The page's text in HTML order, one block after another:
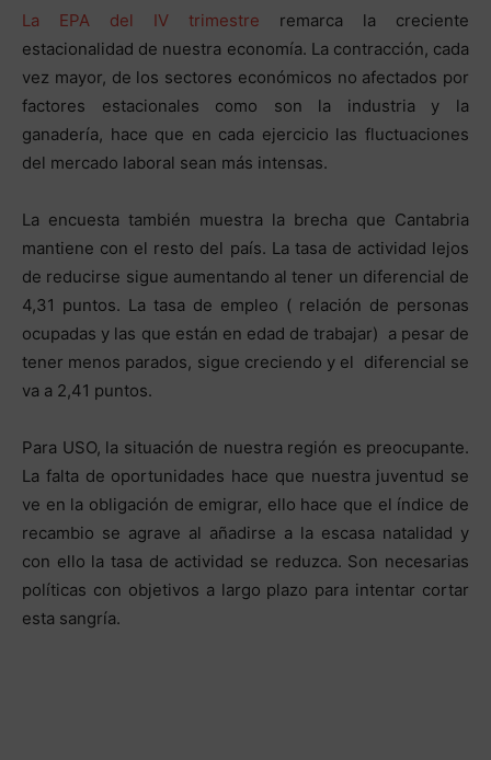
La EPA del IV trimestre remarca la creciente
estacionalidad de nuestra economía. La contracción, cada
vez mayor, de los sectores económicos no afectados por
factores estacionales como son la industria y la
ganadería, hace que en cada ejercicio las fluctuaciones
del mercado laboral sean más intensas.
La encuesta también muestra la brecha que Cantabria
mantiene con el resto del país. La tasa de actividad lejos
de reducirse sigue aumentando al tener un diferencial de
4,31 puntos. La tasa de empleo ( relación de personas
ocupadas y las que están en edad de trabajar) a pesar de
tener menos parados, sigue creciendo y el diferencial se
va a 2,41 puntos.
Para USO, la situación de nuestra región es preocupante.
La falta de oportunidades hace que nuestra juventud se
ve en la obligación de emigrar, ello hace que el índice de
recambio se agrave al añadirse a la escasa natalidad y
con ello la tasa de actividad se reduzca. Son necesarias
políticas con objetivos a largo plazo para intentar cortar
esta sangría.